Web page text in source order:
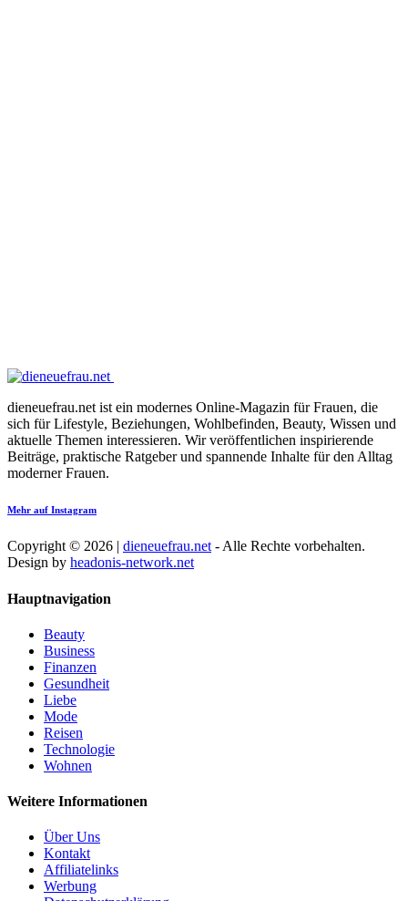
dieneuefrau.net ist ein modernes Online-Magazin für Frauen, die
sich für Lifestyle, Beziehungen, Wohlbefinden, Beauty, Wissen und
aktuelle Themen interessieren. Wir veröffentlichen inspirierende
Beiträge, praktische Ratgeber und spannende Inhalte für den Alltag
moderner Frauen.
Mehr auf Instagram
Copyright © 2026 | dieneuefrau.net - Alle Rechte vorbehalten.
Design by headonis-network.net
Hauptnavigation
Beauty
Business
Finanzen
Gesundheit
Liebe
Mode
Reisen
Technologie
Wohnen
Weitere Informationen
Über Uns
Kontakt
Affiliatelinks
Werbung